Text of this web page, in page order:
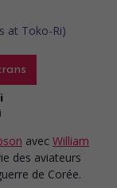
avec William
des aviateurs
de Corée.